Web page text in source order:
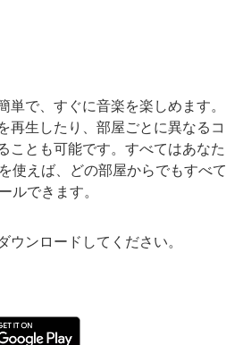
単で、すぐに音楽を楽しめます。
再生したり、部屋ごとに異なるコ
ことも可能です。すべてはあなた
使えば、どの部屋からでもすべて
ルできます。
ウンロードしてください。